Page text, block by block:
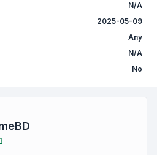
N/A
2025-05-09
Any
N/A
No